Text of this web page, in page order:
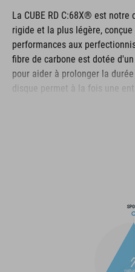
La CUBE RD C:68X® est
rigide et la plus légère,
performances aux
fibre de carbone est dotée
pour aider à prolonger la
disque permet à la fois une
et une semelle intérieure NF